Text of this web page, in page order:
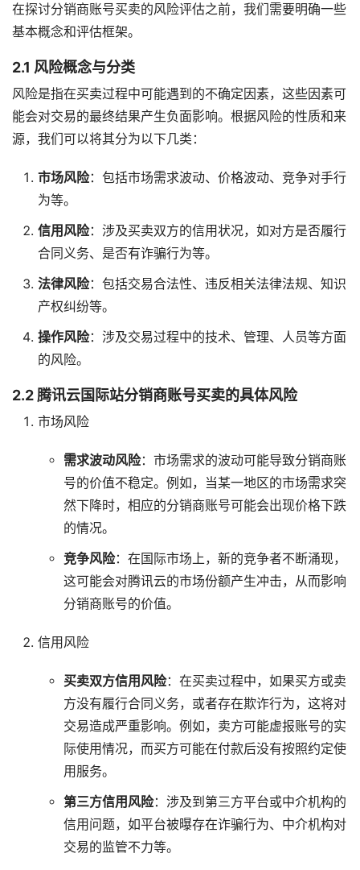
在探讨分销商账号买卖的风险评估之前，我们需要明确一些
基本概念和评估框架。
2.1 风险概念与分类
风险是指在买卖过程中可能遇到的不确定因素，这些因素可
能会对交易的最终结果产生负面影响。根据风险的性质和来
源，我们可以将其分为以下几类：
市场风险：包括市场需求波动、价格波动、竞争对手行
为等。
信用风险：涉及买卖双方的信用状况，如对方是否履行
合同义务、是否有诈骗行为等。
法律风险：包括交易合法性、违反相关法律法规、知识
产权纠纷等。
操作风险：涉及交易过程中的技术、管理、人员等方面
的风险。
2.2 腾讯云国际站分销商账号买卖的具体风险
市场风险
需求波动风险：市场需求的波动可能导致分销商账
号的价值不稳定。例如，当某一地区的市场需求突
然下降时，相应的分销商账号可能会出现价格下跌
的情况。
竞争风险：在国际市场上，新的竞争者不断涌现，
这可能会对腾讯云的市场份额产生冲击，从而影响
分销商账号的价值。
信用风险
买卖双方信用风险：在买卖过程中，如果买方或卖
方没有履行合同义务，或者存在欺诈行为，这将对
交易造成严重影响。例如，卖方可能虚报账号的实
际使用情况，而买方可能在付款后没有按照约定使
用服务。
第三方信用风险：涉及到第三方平台或中介机构的
信用问题，如平台被曝存在诈骗行为、中介机构对
交易的监管不力等。